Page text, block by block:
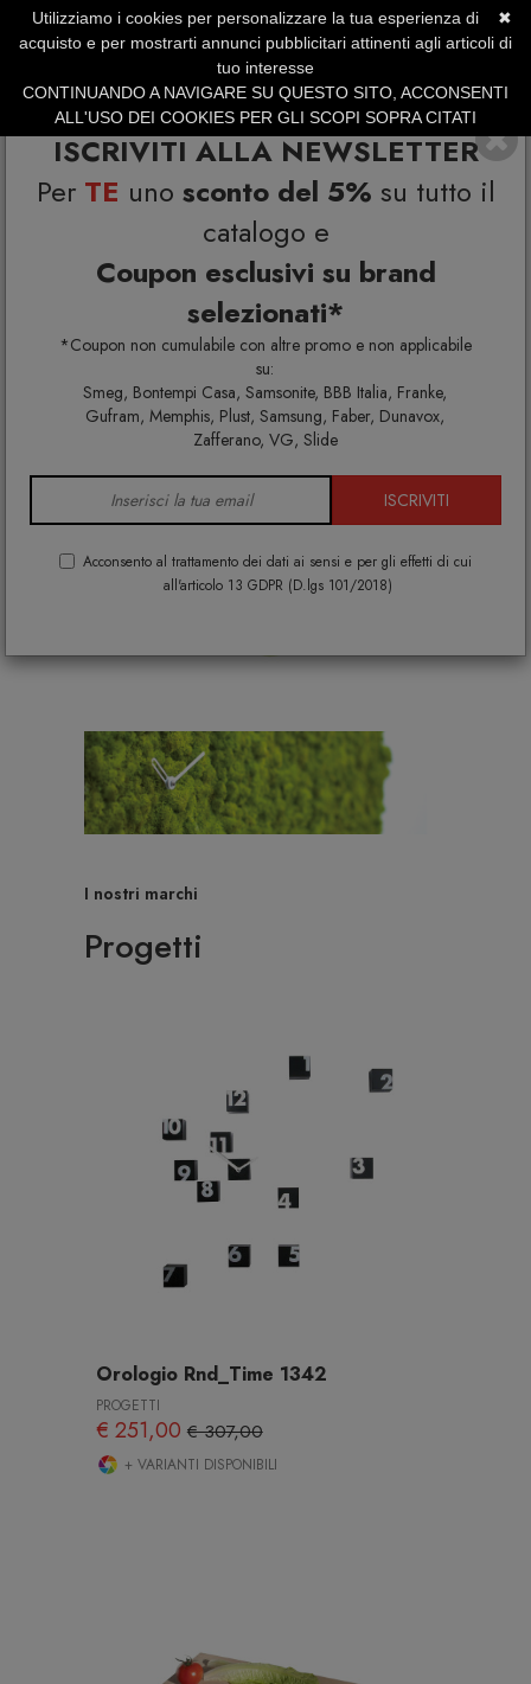
ISCRIVITI ALLA NEWSLETTER
Per TE uno sconto del 5% su tutto il
catalogo e
Coupon esclusivi su brand
selezionati*
*Coupon non cumulabile con altre promo e non applicabile
su:
Smeg, Bontempi Casa, Samsonite, BBB Italia, Franke,
Gufram, Memphis, Plust, Samsung, Faber, Dunavox,
Zafferano, VG, Slide
ISCRIVITI
Acconsento al trattamento dei dati ai sensi e per gli effetti di cui
all'articolo 13 GDPR (D.lgs 101/2018)
SERVIZIO CLIENTI +39.0773.470.562
SUMMER SALES | Fino al 31 Agosto
Home Progetti
I nostri marchi
Progetti
Orologio Rnd_Time 1342
PROGETTI
€ 251,00€ 307,00
+ VARIANTI DISPONIBILI
✖
Utilizziamo i cookies per personalizzare la tua esperienza di
acquisto e per mostrarti annunci pubblicitari attinenti agli articoli di
tuo interesse
CONTINUANDO A NAVIGARE SU QUESTO SITO, ACCONSENTI
ALL'USO DEI COOKIES PER GLI SCOPI SOPRA CITATI